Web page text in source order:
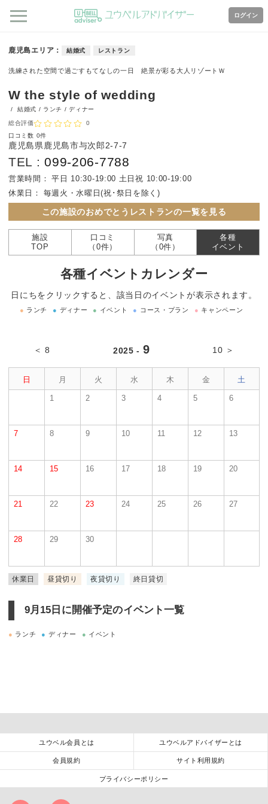
ログイン
鹿児島エリア 結婚式 レストラン
洗練された空間で過ごすもてなしの一日 絶景が彩る大人リゾートＷ
W the style of wedding
/ 結婚式 / ランチ / ディナー
総合評価
0
口コミ数 0件
鹿児島県鹿児島市与次郎2-7-7
TEL :099-206-7788
営業時間：
平日 10:30-19:00 土日祝 10:00-19:00
休業日：
毎週火・水曜日(祝･祭日を除く)
この施設のおめでとうレストランの一覧を見る
施設
TOP
口コミ
（0件）
写真
（0件）
各種
イベント
各種イベントカレンダー
日にちをクリックすると、該当日のイベントが表示されます。
● ランチ ● ディナー ● イベント ● コース・プラン ● キャンペーン
＜ 8 2025 - 9 10 ＞
日 月 火 水 木 金 土
1 2 3 4 5 6
7 8 9 10 11 12 13
14 15 16 17 18 19 20
21 22 23 24 25 26 27
28 29 30
休業日 昼貸切り 夜貸切り 終日貸切
9月15日に 開催予定のイベント一覧
● ランチ ● ディナー ● イベント
ユウベル会員とは ユウベルアドバイザーとは
会員規約 サイト利用規約
プライバシーポリシー